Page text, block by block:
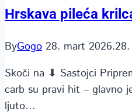
Hrskava pileća
ByGogo 28. mart 2026.
Skoči na ⬇ Sastojci
carb su pravi hit – glavno
ljuto…